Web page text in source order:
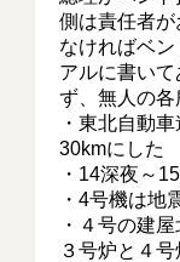
側は責任者
なければベ
アルに書い
ず、無人の
・東北自動
30kmにした
・14深夜～
・4号機は地
・４号の建屋
３号炉と４